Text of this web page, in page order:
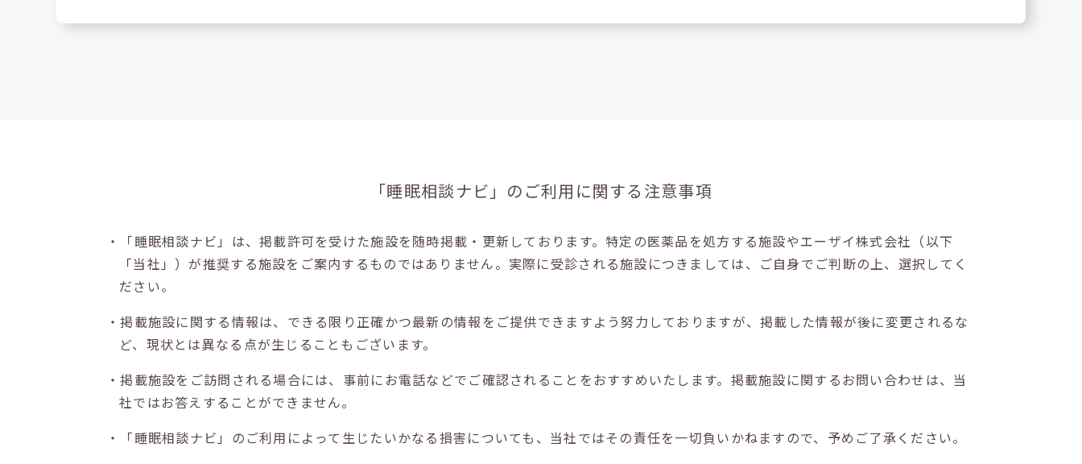
「睡眠相談ナビ」の ご利用に関する注意事項
・「睡眠相談ナビ」は、掲載許可を受けた施設を随時掲載・更新しております。特定の医薬品を処方する施設やエーザイ株式会社（以下
「当社」）が推奨する施設をご案内するものではありません。実際に受診される施設につきましては、ご自身でご判断の上、選択してく
ださい。
・掲載施設に関する情報は、できる限り正確かつ最新の情報をご提供できますよう努力しておりますが、掲載した情報が後に変更されるな
ど、現状とは異なる点が生じることもございます。
・掲載施設をご訪問される場合には、事前にお電話などでご確認されることをおすすめいたします。掲載施設に関するお問い合わせは、当
社ではお答えすることができません。
・「睡眠相談ナビ」のご利用によって生じたいかなる損害についても、当社ではその責任を一切負いかねますので、予めご了承ください。